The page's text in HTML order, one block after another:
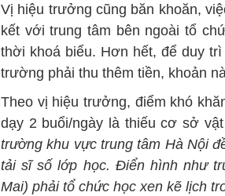
Vị hiệu trưởng cũng băn khoăn,
kết với trung tâm bên ngoài tổ
thời khoá biểu. Hơn hết, để duy
trường phải thu thêm tiền, khoản
Theo vị hiệu trưởng, điểm khó
dạy 2 buổi/ngày là thiếu cơ sở
trường khu vực trung tâm Hà Nội
tải sĩ số lớp học. Điển hình như
Mai) phải tổ chức học xen kẽ lịch